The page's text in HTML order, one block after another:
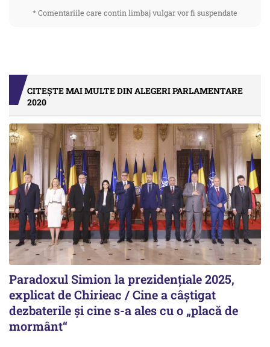
* Comentariile care contin limbaj vulgar vor fi suspendate
CITEȘTE MAI MULTE DIN ALEGERI PARLAMENTARE
2020
Paradoxul Simion la prezidențiale 2025,
explicat de Chirieac / Cine a câștigat
dezbaterile și cine s-a ales cu o „placă de
mormânt“